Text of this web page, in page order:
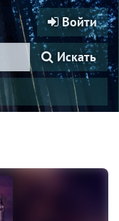
Войти
Искать